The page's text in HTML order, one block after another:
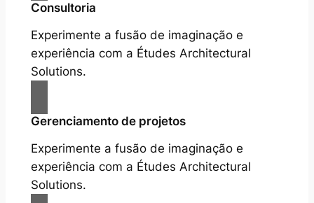
Consultoria
Experimente a fusão de imaginação e
experiência com a Études Architectural
Solutions.
Gerenciamento de projetos
Experimente a fusão de imaginação e
experiência com a Études Architectural
Solutions.